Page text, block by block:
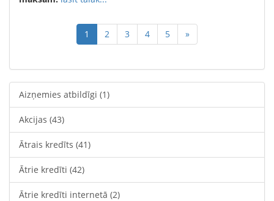
1 2 3 4 5 »
Aizņemies atbildīgi (1)
Akcijas (43)
Ātrais kredīts (41)
Ātrie kredīti (42)
Ātrie kredīti internetā (2)